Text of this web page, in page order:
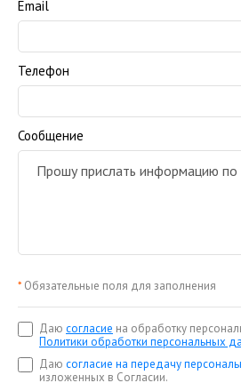
Email
Телефон
Сообщение
* Обязательные поля для заполнения
Даю согласие на обработку
Политики обработки персональных
Даю согласие на передачу
изложенных в Согласии.